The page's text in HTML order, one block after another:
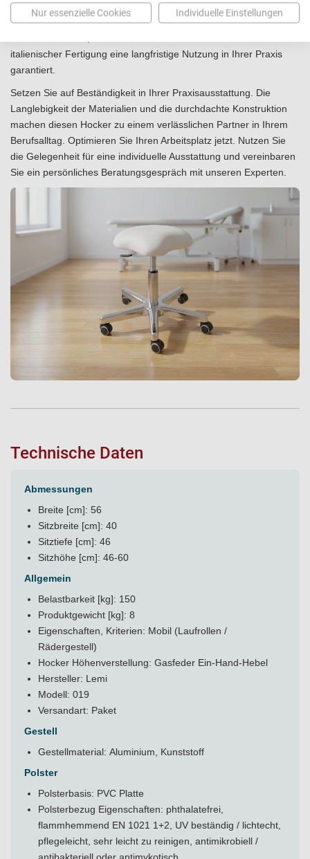
und fortschrittlicher Infektionsprävention dank der Nefos-
Technologie. Die intelligente Rollentechnik sichert Ihre
italienischer Fertigung eine langfristige Nutzung in Ihrer Praxis
garantiert.
Setzen Sie auf Beständigkeit in Ihrer Praxisausstattung. Die
Langlebigkeit der Materialien und die durchdachte Konstruktion
machen diesen Hocker zu einem verlässlichen Partner in Ihrem
Berufsalltag. Optimieren Sie Ihren Arbeitsplatz jetzt. Nutzen Sie
die Gelegenheit für eine individuelle Ausstattung und vereinbaren
Sie ein persönliches Beratungsgespräch mit unseren Experten.
Technische Daten
Abmessungen
Breite [cm]: 56
Sitzbreite [cm]: 40
Sitztiefe [cm]: 46
Sitzhöhe [cm]: 46-60
Allgemein
Belastbarkeit [kg]: 150
Produktgewicht [kg]: 8
Eigenschaften, Kriterien: Mobil (Laufrollen /
Rädergestell)
Hocker Höhenverstellung: Gasfeder Ein-Hand-Hebel
Hersteller: Lemi
Modell: 019
Versandart: Paket
Gestell
Gestellmaterial: Aluminium, Kunststoff
Polster
Polsterbasis: PVC Platte
Polsterbezug Eigenschaften: phthalatefrei,
flammhemmend EN 1021 1+2, UV beständig / lichtecht,
pflegeleicht, sehr leicht zu reinigen, antimikrobiell /
Nur essenzielle Cookies Individuelle Einstellungen